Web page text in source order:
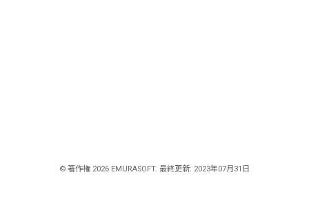
© 著作権 2026 EMURASOFT. 最終更新: 2023年07月31日